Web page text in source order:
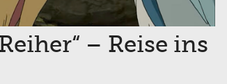
– Reise ins